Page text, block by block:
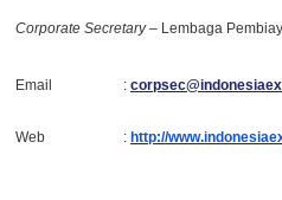
Corporate Secretary– Lembaga
Email :
Web : http://